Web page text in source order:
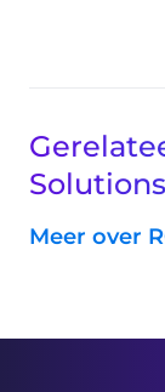
Solutions
Meer over